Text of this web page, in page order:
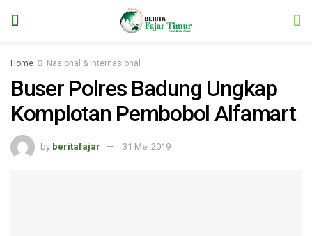
Home Nasional & Internasional
Buser Polres Badung Ungkap
Komplotan Pembobol Alfamart
by beritafajar 31 Mei 2019